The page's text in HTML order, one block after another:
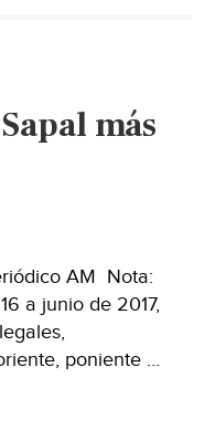
más
AM Nota:
a junio de 2017,
poniente …